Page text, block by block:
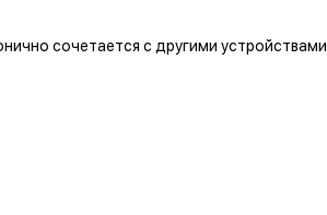
сочетается с другими устройствами